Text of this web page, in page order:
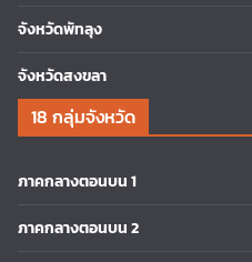
จังหวัดพัทลุง
จังหวัดสงขลา
18 กลุ่มจังหวัด
ภาคกลางตอนบน 1
ภาคกลางตอนบน 2